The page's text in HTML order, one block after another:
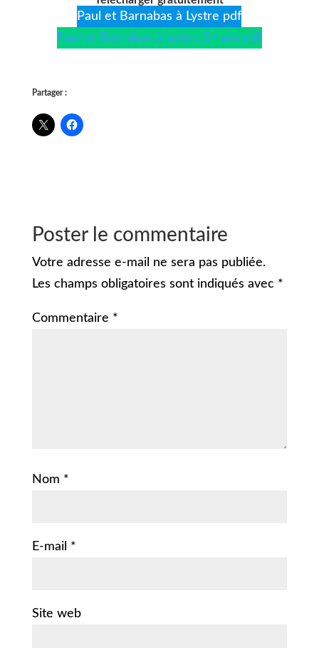
Paul et Barnabas à Lystre pdf
Paul et Barnabas à Lystre 5+ ans pdf
Partager :
Poster le commentaire
Votre adresse e-mail ne sera pas publiée.
Les champs obligatoires sont indiqués avec *
Commentaire *
Nom *
E-mail *
Site web